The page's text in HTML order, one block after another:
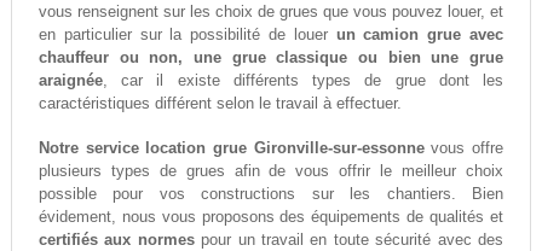
vous renseignent sur les choix de grues que vous pouvez louer, et
en particulier sur la possibilité de louer un camion grue avec
chauffeur ou non, une grue classique ou bien une grue
araignée, car il existe différents types de grue dont les
caractéristiques différent selon le travail à effectuer.
Notre service location grue Gironville-sur-essonnevous offre
plusieurs types de grues afin de vous offrir le meilleur choix
possible pour vos constructions sur les chantiers. Bien
évidement, nous vous proposons des équipements de qualités et
certifiés aux normespour un travail en toute sécurité avec des